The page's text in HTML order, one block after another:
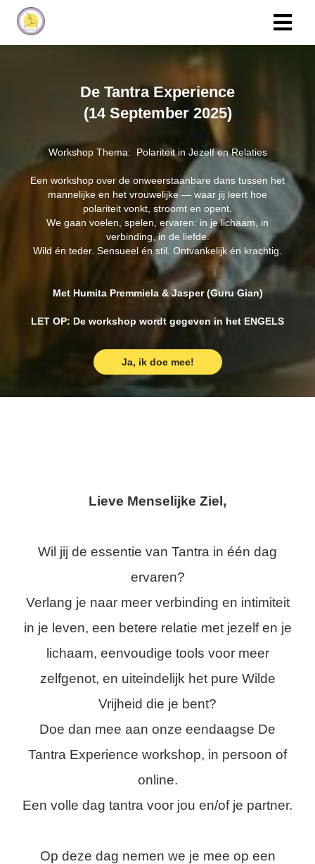
De Tantra Experience
(14 September 2025)
Workshop Thema: Polariteit in Jezelf en Relaties
Een workshop over de onweerstaanbare dans tussen het
mannelijke en het vrouwelijke — waar jij leert hoe
polariteit vonkt, stroomt en opent.
We gaan voelen, spelen, ervaren: in je lichaam, in
verbinding, in de liefde.
Wild én teder. Sensueel én stil. Ontvankelijk én krachtig.
Met Humita Premmiela & Jasper (Guru Gian)
LET OP: De workshop wordt gegeven in het ENGELS
Ja, ik doe mee!
Lieve Menselijke Ziel,
Wil jij de essentie van Tantra in één dag
ervaren?
Verlang je naar meer verbinding en intimiteit
in je leven, een betere relatie met jezelf en je
lichaam, eenvoudige tools voor meer
zelfgenot, en uiteindelijk het pure Wilde
Vrijheid die je bent?
Doe dan mee aan onze eendaagse De
Tantra Experience workshop, in persoon of
online.
Een volle dag tantra voor jou en/of je partner.
Op deze dag nemen we je mee op een